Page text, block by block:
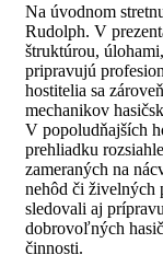
Na úvodnom
Rudolph. V
štruktúrou,
pripravujú
hostitelia sa
mechanikov
V popoludňajších
prehliadku
zameraných na
nehôd či živelných
sledovali aj
dobrovoľných
činnosti.